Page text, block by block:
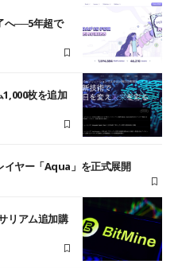
へ──5年超で
枚を追加
ヤー「Aqua」を正式展開
リアム追加購